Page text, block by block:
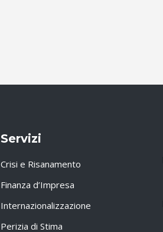
Servizi
Crisi e Risanamento
Finanza d’Impresa
Internazionalizzazione
Perizia di Stima